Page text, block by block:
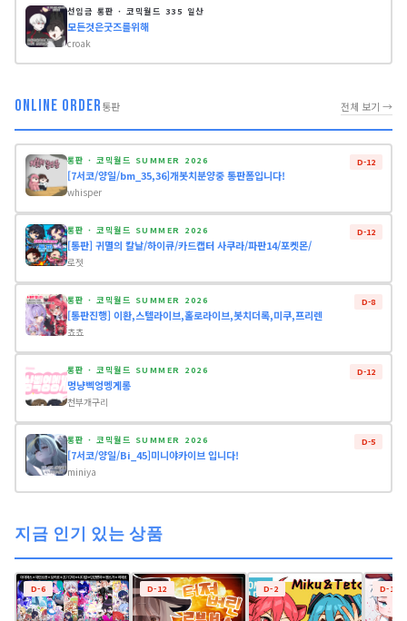
선입금 통판 · 코믹월드 335 일산
모든것은굿즈를위해
croak
ONLINE ORDER통판 전체 보기 →
통판 · 코믹월드 SUMMER 2026
[7서코/양일/bm_35,36]개봇치분양중 통판폼입니다!
whisper
D-12
통판 · 코믹월드 SUMMER 2026
[통판] 귀멸의 칼날/하이큐/카드캡터 사쿠라/파판14/포켓몬/
로젯
D-12
통판 · 코믹월드 SUMMER 2026
[통판진행] 이환,스텔라이브,홀로라이브,봇치더록,미쿠,프리렌
쵸쵸
D-8
통판 · 코믹월드 SUMMER 2026
멍냥삑엉멩게롱
천부개구리
D-12
통판 · 코믹월드 SUMMER 2026
[7서코/양일/Bi_45]미니야카이브 입니다!
miniya
D-5
지금 인기 있는 상품
D-6 D-12 D-2 D-12